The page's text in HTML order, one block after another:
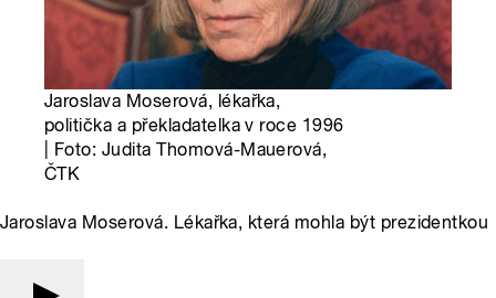
Jaroslava Moserová, lékařka,
politička a překladatelka v roce 1996
| Foto: Judita Thomová-Mauerová,
ČTK
Jaroslava Moserová. Lékařka, která mohla být prezidentkou